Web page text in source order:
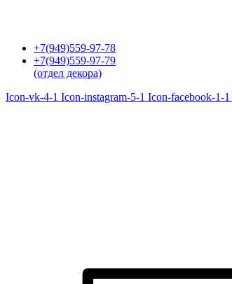
+7(949)559-97-78
+7(949)559-97-79
(отдел декора)
Icon-vk-4-1 Icon-instagram-5-1 Icon-facebook-1-1